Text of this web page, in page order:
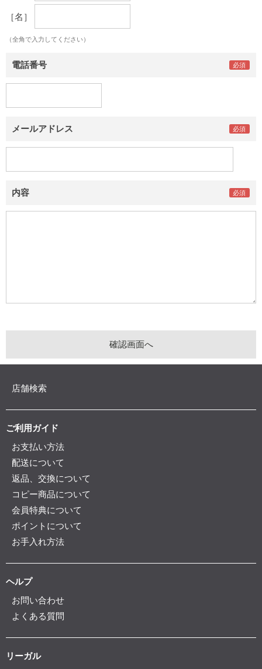
［名］
（全角で入力してください）
電話番号
メールアドレス
内容
店舗検索
ご利用ガイド
お支払い方法
配送について
返品、交換について
コピー商品について
会員特典について
ポイントについて
お手入れ方法
ヘルプ
お問い合わせ
よくある質問
リーガル